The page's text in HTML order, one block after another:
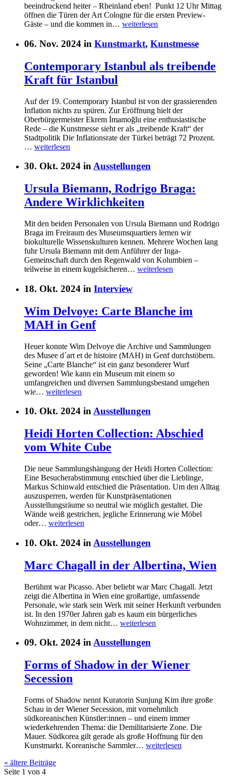
beeindruckend heiter – Rheinland eben! Punkt 12 Uhr Mittag
öffnen die Türen der Art Cologne für die ersten Preview-
Gäste – und die kommen in… weiterlesen
06. Nov. 2024 in Kunstmarkt, Kunstmesse
Contemporary Istanbul als treibende
Kraft für Istanbul
Auf der 19. Contemporary Istanbul ist von der grassierenden
Inflation nichts zu spüren. Zur Eröffnung hielt der
Oberbürgermeister Ekrem İmamoğlu eine enthusiastische
Rede – die Kunstmesse sieht er als „treibende Kraft“ der
Stadtpolitik Die Inflationsrate der Türkei beträgt 72 Prozent.
… weiterlesen
30. Okt. 2024 inAusstellungen
Ursula Biemann, Rodrigo Braga:
Andere Wirklichkeiten
Mit den beiden Personalen von Ursula Biemann und Rodrigo
Braga im Freiraum des Museumsquartiers lernen wir
biokulturelle Wissenskulturen kennen. Mehrere Wochen lang
fuhr Ursula Biemann mit dem Anführer der Inga-
Gemeinschaft durch den Regenwald von Kolumbien –
teilweise in einem kugelsicheren… weiterlesen
18. Okt. 2024 in Interview
Wim Delvoye: Carte Blanche im
MAH in Genf
Heuer konnte Wim Delvoye die Archive und Sammlungen
des Musee d´art et de histoire (MAH) in Genf durchstöbern.
Seine „Carte Blanche“ ist ein ganz besonderer Wurf
geworden! Wie kann ein Museum mit einem so
umfangreichen und diversen Sammlungsbestand umgehen
wie… weiterlesen
10. Okt. 2024 inAusstellungen
Heidi Horten Collection: Abschied
vom White Cube
Die neue Sammlungshängung der Heidi Horten Collection:
Eine Besucherabstimmung entschied über die Lieblinge,
Markus Schinwald entschied die Präsentation. Um den Alltag
auszusperren, werden für Kunstpräsentationen
Ausstellungsräume so neutral wie möglich gestaltet. Die
Wände weiß gestrichen, jegliche Erinnerung wie Möbel
oder… weiterlesen
10. Okt. 2024 in Ausstellungen
Marc Chagall in der Albertina, Wien
Berühmt war Picasso. Aber beliebt war Marc Chagall. Jetzt
zeigt die Albertina in Wien eine großartige, umfassende
Personale, wie stark sein Werk mit seiner Herkunft verbunden
ist. In den 1970er Jahren gab es kaum ein bürgerliches
Wohnzimmer, in dem nicht… weiterlesen
09. Okt. 2024 inAusstellungen
Forms of Shadow in der Wiener
Secession
Forms of Shadow nennt Kuratorin Sunjung Kim ihre große
Schau in der Wiener Secession, mit vornehmlich
südkoreanischen Künstler:innen – und einem immer
wiederkehrenden Thema: die Demilitarisierte Zone. Die
Mauer. Südkorea gilt gerade als große Hoffnung für den
Kunstmarkt. Koreanische Sammler… weiterlesen
« ältere Beiträge
Seite 1 von 4